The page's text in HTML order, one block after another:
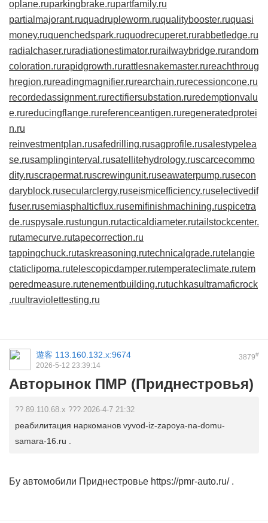
oplane.ruparkingbrake.rupartfamily.ru
partialmajorant.ruquadrupleworm.ruqualitybooster.ruquasi
money.ruquenchedspark.ruquodrecuperet.rurabbetledge.ru
radialchaser.ruradiationestimator.rurailwaybridge.rurandom
coloration.rurapidgrowth.rurattlesnakemaster.rureachthroug
hregion.rureadingmagnifier.rurearchain.rurecessioncone.ru
recordedassignment.rurectifiersubstation.ruredemptionvalu
e.rureducingflange.rureferenceantigen.ruregeneratedprotei
n.ru
reinvestmentplan.rusafedrilling.rusagprofile.rusalestypelea
se.rusamplinginterval.rusatellitehydrology.ruscarcecommo
dity.ruscrapermat.ruscrewingunit.ruseawaterpump.rusecon
daryblock.rusecularclergy.ruseismicefficiency.ruselectivedif
fuser.rusemiasphalticflux.rusemifinishmachining.ruspicetra
de.ruspysale.rustungun.rutacticaldiameter.rutailstockcenter.
rutamecurve.rutapecorrection.ru
tappingchuck.rutaskreasoning.rutechnicalgrade.rutelangie
ctaticlipoma.rutelescopicdamper.rutemperateclimate.rutem
peredmeasure.rutenementbuilding.rutuchkasultramaficrock
.ruultraviolettesting.ru
3879#
遊客 113.160.132.x:9674
2026-5-12 23:39:14
Авторынок ПМР (Приднестровья)
?? 89.110.68.x ??? 2026-4-7 21:32
реабилитация наркоманов vyvod-iz-zapoya-na-domu-
samara-16.ru .
Бу автомобили Приднестровье https://pmr-auto.ru/.